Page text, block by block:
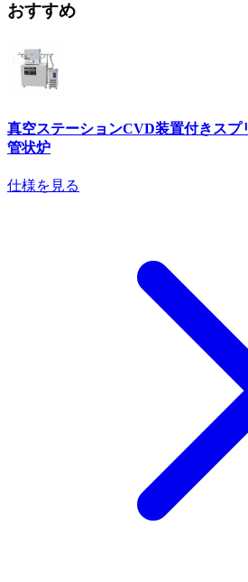
おすすめ
真空ステーションCVD装置付きスプ
管状炉
仕様を見る